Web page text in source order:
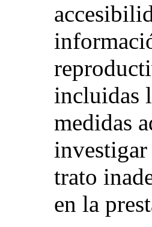
incluidas
medidas
trato
en la